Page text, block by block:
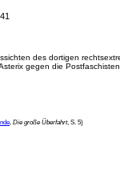
des dortigen
gegen die
Die große Überfahrt, S. 5)